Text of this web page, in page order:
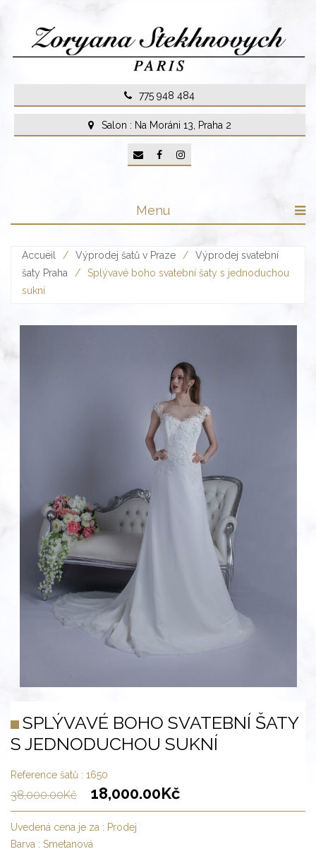
content
775 948 484
Salon : Na Moráni 13, Praha 2
Menu
Accueil / Výprodej šatů v Praze /
Výprodej svatební
šaty Praha
/
Splývavé boho svatební šaty s jednoduchou
sukní
SPLÝVAVÉ BOHO SVATEBNÍ ŠATY
S JEDNODUCHOU SUKNÍ
Reference šatů : 1650
38,000.00Kč 18,000.00Kč
Uvedená cena je za : Prodej
Barva : Smetanová